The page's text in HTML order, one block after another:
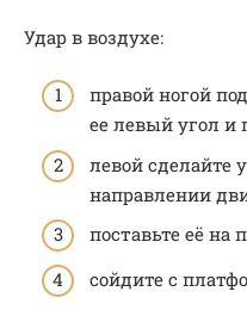
Удар в воздухе:
правой ногой
ее левый угол и
левой сделайте
направлении
поставьте её на
сойдите с